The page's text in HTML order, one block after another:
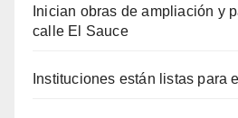
Inician obras de ampliación y
calle El Sauce
Instituciones están listas para